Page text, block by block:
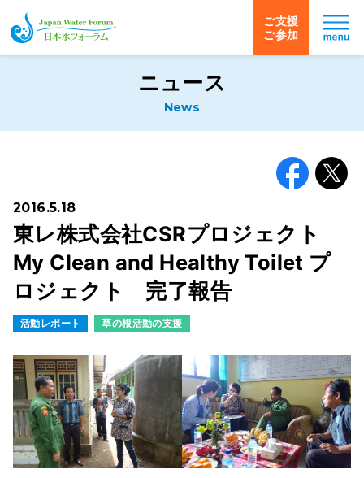
日本水フォーラム
ご支援
ご参加
ニュース
News
2016.5.18
東レ株式会社CSRプロジェクト
My Clean and Healthy Toilet プ
ロジェクト 完了報告
活動レポート 草の根活動の支援